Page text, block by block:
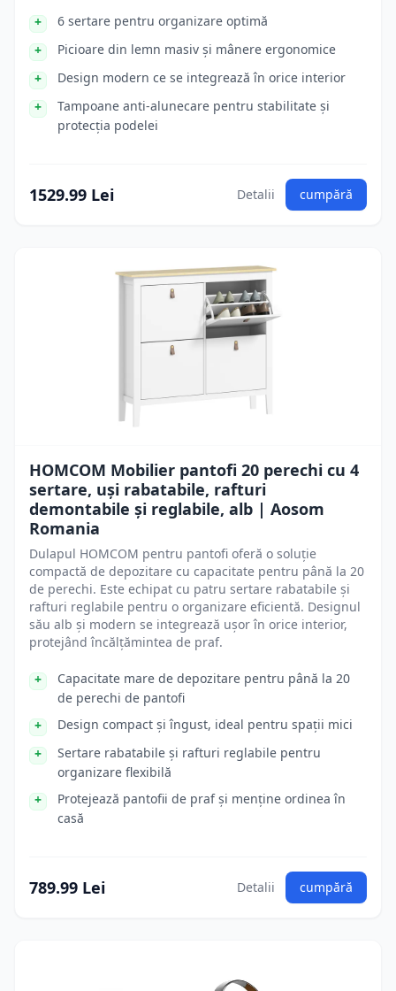
6 sertare pentru organizare optimă
Picioare din lemn masiv și mânere ergonomice
Design modern ce se integrează în orice interior
Tampoane anti-alunecare pentru stabilitate și
protecția podelei
1529.99 Lei Detalii cumpără
HOMCOM Mobilier pantofi 20 perechi cu 4
sertare, uși rabatabile, rafturi
demontabile și reglabile, alb | Aosom
Romania
Dulapul HOMCOM pentru pantofi oferă o soluție
compactă de depozitare cu capacitate pentru până la 20
de perechi. Este echipat cu patru sertare rabatabile și
rafturi reglabile pentru o organizare eficientă. Designul
său alb și modern se integrează ușor în orice interior,
protejând încălțămintea de praf.
Capacitate mare de depozitare pentru până la 20
de perechi de pantofi
Design compact și îngust, ideal pentru spații mici
Sertare rabatabile și rafturi reglabile pentru
organizare flexibilă
Protejează pantofii de praf și menține ordinea în
casă
789.99 Lei Detalii cumpără